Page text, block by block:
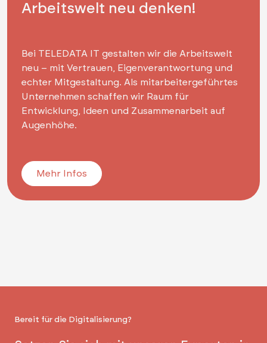
Arbeitswelt neu denken!
Bei TELEDATA IT gestalten wir die Arbeitswelt
neu – mit Vertrauen, Eigenverantwortung und
echter Mitgestaltung. Als mitarbeitergeführtes
Unternehmen schaffen wir Raum für
Entwicklung, Ideen und Zusammenarbeit auf
Augenhöhe.
Mehr Infos
Bereit für die Digitalisierung?